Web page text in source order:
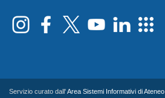
Servizio curato dall'Area Sistemi Informativi di Ateneo